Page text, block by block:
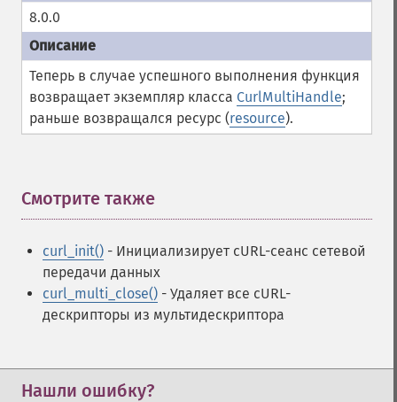
8.0.0
Теперь в случае успешного выполнения функция
возвращает экземпляр класса CurlMultiHandle;
раньше возвращался ресурс (resource).
Смотрите также
curl_init() - Инициализирует cURL-сеанс сетевой
передачи данных
curl_multi_close() - Удаляет все cURL-
дескрипторы из мультидескриптора
Нашли ошибку?